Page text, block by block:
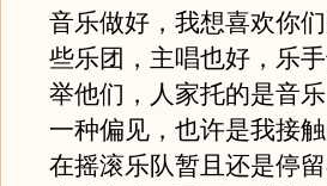
音乐做好，我想喜欢你
些乐团，主唱也好，乐
举他们，人家托的是音
一种偏见，也许是我接
在摇滚乐队暂且还是停